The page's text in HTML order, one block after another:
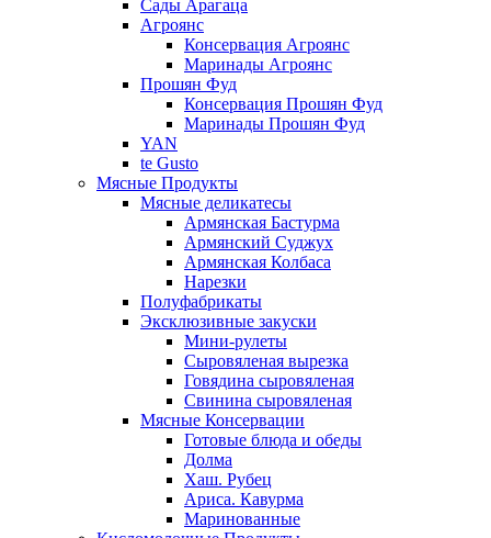
Сады Арагаца
Агроянс
Консервация Агроянс
Маринады Агроянс
Прошян Фуд
Консервация Прошян Фуд
Маринады Прошян Фуд
YAN
te Gusto
Мясные Продукты
Мясные деликатесы
Армянская Бастурма
Армянский Суджух
Армянская Колбаса
Нарезки
Полуфабрикаты
Эксклюзивные закуски
Мини-рулеты
Сыровяленая вырезка
Говядина сыровяленая
Свинина сыровяленая
Мясные Консервации
Готовые блюда и обеды
Долма
Хаш. Рубец
Ариса. Кавурма
Маринованные